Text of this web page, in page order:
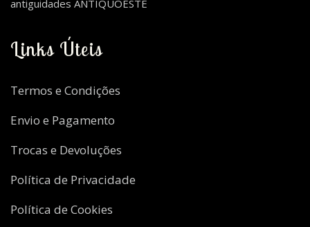
antiguidades ANTIQUOESTE
Links Úteis
Termos e Condições
Envio e Pagamento
Trocas e Devoluções
Política de Privacidade
Política de Cookies